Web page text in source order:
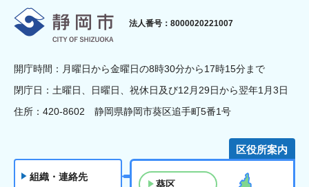
静岡市
法人番号：8000020221007
開庁時間：月曜日から金曜日の8時30分から17時15分まで
閉庁日：土曜日、日曜日、祝休日及び12月29日から翌年1月3日
住所：420-8602 静岡県静岡市葵区追手町5番1号
組織・連絡先
区役所案内
葵区